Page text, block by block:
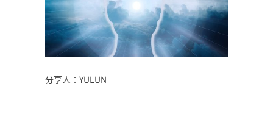
分享人：YULUN